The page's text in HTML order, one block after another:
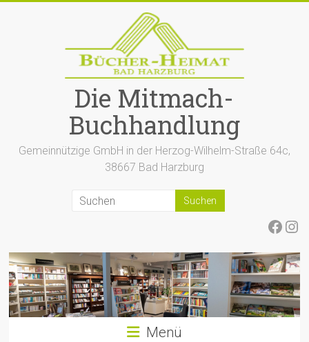
Die Mitmach-
Buchhandlung
Gemeinnützige GmbH in der Herzog-Wilhelm-Straße 64c,
38667 Bad Harzburg
Menü